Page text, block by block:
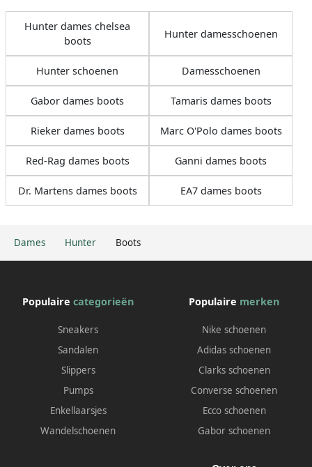
Dames Hunter Boots
Hunter dames chelsea
boots
Hunter damesschoenen
Hunter schoenen Damesschoenen
Gabor dames boots Tamaris dames boots
Rieker dames boots Marc O'Polo dames boots
Red-Rag dames boots Ganni dames boots
Dr. Martens dames boots EA7 dames boots
Populaire categorieën
Sneakers
Sandalen
Slippers
Pumps
Enkellaarsjes
Wandelschoenen
Populaire merken
Nike schoenen
Adidas schoenen
Clarks schoenen
Converse schoenen
Ecco schoenen
Gabor schoenen